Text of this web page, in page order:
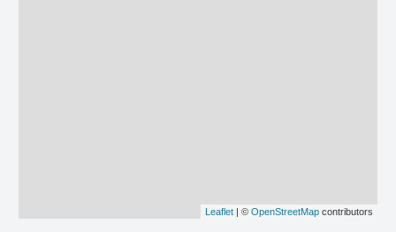
Leaflet | © OpenStreetMap contributors